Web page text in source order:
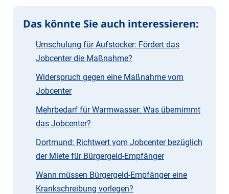
Das könnte Sie auch interessieren:
Umschulung für Aufstocker: Fördert das
Jobcenter die Maßnahme?
Widerspruch gegen eine Maßnahme vom
Jobcenter
Mehrbedarf für Warmwasser: Was übernimmt
das Jobcenter?
Dortmund: Richtwert vom Jobcenter bezüglich
der Miete für Bürgergeld-Empfänger
Wann müssen Bürgergeld-Empfänger eine
Krankschreibung vorlegen?